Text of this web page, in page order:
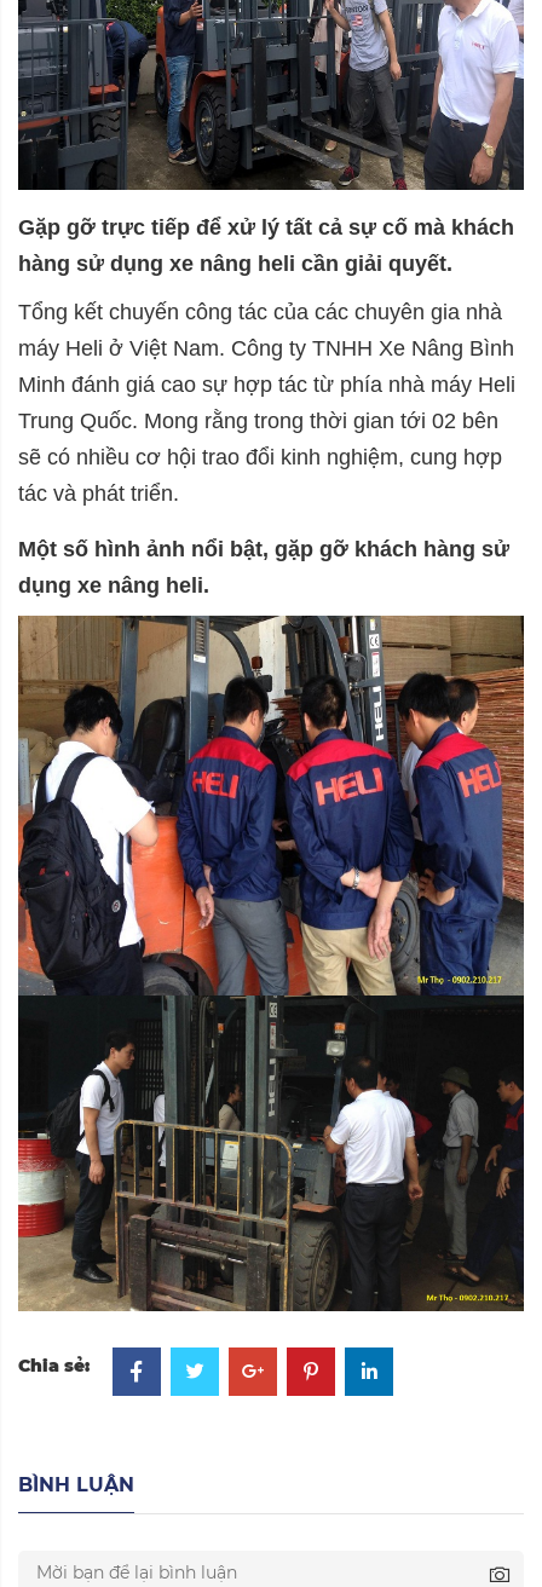
Gặp gỡ trực tiếp để xử lý tất cả sự cố mà khách
hàng sử dụng xe nâng heli cần giải quyết.
Tổng kết chuyến công tác của các chuyên gia nhà
máy Heli ở Việt Nam. Công ty TNHH Xe Nâng Bình
Minh đánh giá cao sự hợp tác từ phía nhà máy Heli
Trung Quốc. Mong rằng trong thời gian tới 02 bên
sẽ có nhiều cơ hội trao đổi kinh nghiệm, cung hợp
tác và phát triển.
Một số hình ảnh nổi bật, gặp gỡ khách hàng sử
dụng xe nâng heli.
Chia sẻ:
BÌNH LUẬN